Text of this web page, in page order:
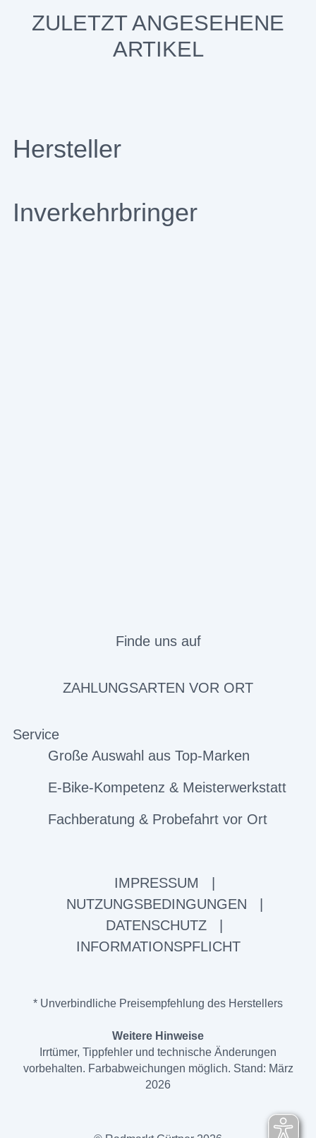
ZULETZT ANGESEHENE
ARTIKEL
Hersteller
Inverkehrbringer
Finde uns auf
ZAHLUNGSARTEN VOR ORT
Service
Große Auswahl aus Top-Marken
E-Bike-Kompetenz & Meisterwerkstatt
Fachberatung & Probefahrt vor Ort
IMPRESSUM
NUTZUNGSBEDINGUNGEN
DATENSCHUTZ
INFORMATIONSPFLICHT
* Unverbindliche Preisempfehlung des Herstellers
Weitere Hinweise
Irrtümer, Tippfehler und technische Änderungen
vorbehalten. Farbabweichungen möglich. Stand: März
2026